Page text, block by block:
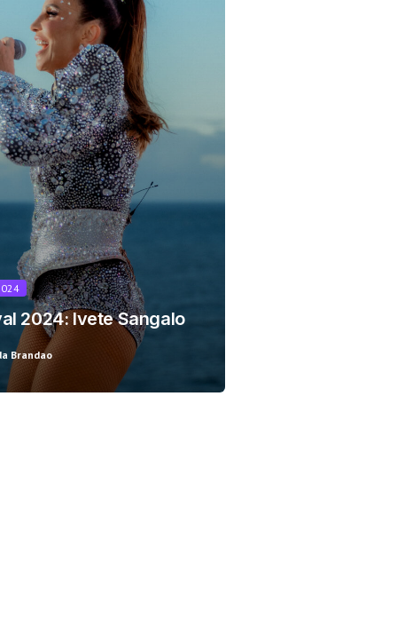
2024: Ivete Sangalo
Brandao